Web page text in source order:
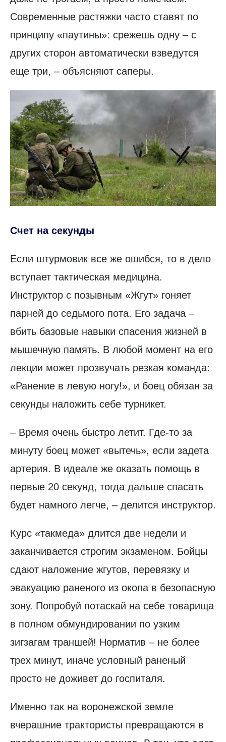
Современные растяжки часто ставят по
принципу «паутины»: срежешь одну – с
других сторон автоматически взведутся
еще три, – объясняют саперы.
Счет на секунды
Если штурмовик все же ошибся, то в дело
вступает тактическая медицина.
Инструктор с позывным «Жгут» гоняет
парней до седьмого пота. Его задача –
вбить базовые навыки спасения жизней в
мышечную память. В любой момент на его
лекции может прозвучать резкая команда:
«Ранение в левую ногу!», и боец обязан за
секунды наложить себе турникет.
– Время очень быстро летит. Где-то за
минуту боец может «вытечь», если задета
артерия. В идеале же оказать помощь в
первые 20 секунд, тогда дальше спасать
будет намного легче, – делится инструктор.
Курс «такмеда» длится две недели и
заканчивается строгим экзаменом. Бойцы
сдают наложение жгутов, перевязку и
эвакуацию раненого из окопа в безопасную
зону. Попробуй потаскай на себе товарища
в полном обмундировании по узким
зигзагам траншей! Норматив – не более
трех минут, иначе условный раненый
просто не доживет до госпиталя.
Именно так на воронежской земле
вчерашние трактористы превращаются в